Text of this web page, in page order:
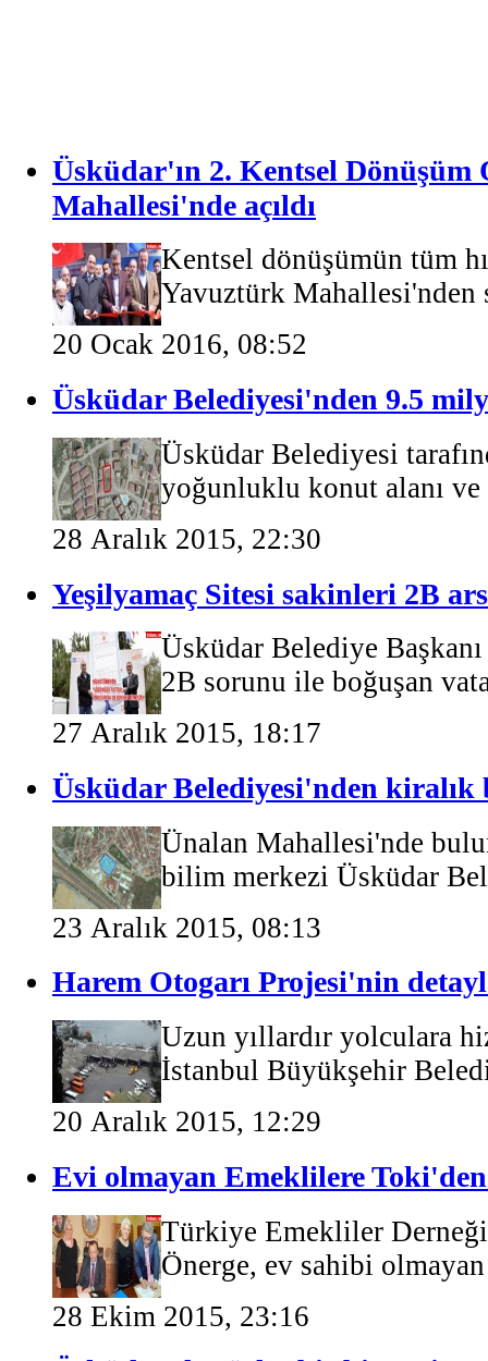
Üsküdar'ın 2. Kentsel
Mahallesi'nde açıldı
Kentsel dönüşümün tüm
Yavuztürk Mahallesi'nden
20 Ocak 2016, 08:52
Üsküdar Belediyesi'nden 9.5
Üsküdar Belediyesi
yoğunluklu konut alanı ve
28 Aralık 2015, 22:30
Yeşilyamaç Sitesi sakinleri 2B
Üsküdar Belediye
2B sorunu ile boğuşan
27 Aralık 2015, 18:17
Üsküdar Belediyesi'nden
Ünalan Mahallesi'nde
bilim merkezi Üsküdar
23 Aralık 2015, 08:13
Harem Otogarı Projesi'nin
Uzun yıllardır yolculara
İstanbul Büyükşehir
20 Aralık 2015, 12:29
Evi olmayan Emeklilere
Türkiye Emekliler Derneği
Önerge, ev sahibi
28 Ekim 2015, 23:16